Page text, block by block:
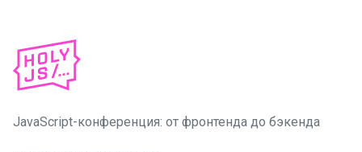
JavaScript-конференция: от фронтенда до бэкенда